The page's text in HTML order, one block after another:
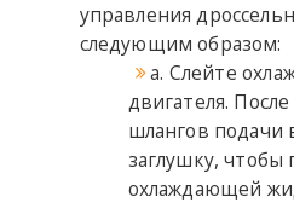
управления
следующим образом:
a. Слейте
двигателя.
шлангов подачи
заглушку, чтобы
охлаждающей